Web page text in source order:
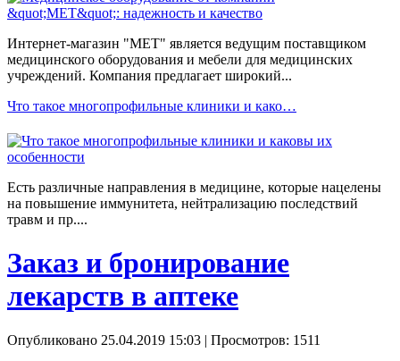
Интернет-магазин "МЕТ" является ведущим поставщиком
медицинского оборудования и мебели для медицинских
учреждений. Компания предлагает широкий...
Что такое многопрофильные клиники и како…
Есть различные направления в медицине, которые нацелены
на повышение иммунитета, нейтрализацию последствий
травм и пр....
Заказ и бронирование
лекарств в аптеке
Опубликовано 25.04.2019 15:03 | Просмотров: 1511